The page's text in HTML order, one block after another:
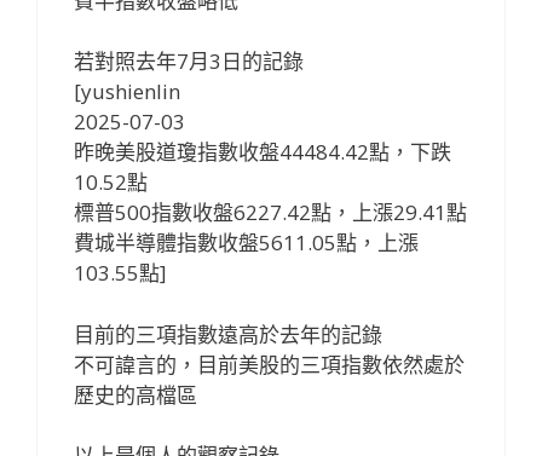
若對照去年7月3日的記錄
[yushienlin
2025-07-03
昨晚美股道瓊指數收盤44484.42點，下跌
10.52點
標普500指數收盤6227.42點，上漲29.41點
費城半導體指數收盤5611.05點，上漲
103.55點]
目前的三項指數遠高於去年的記錄
不可諱言的，目前美股的三項指數依然處於
歷史的高檔區